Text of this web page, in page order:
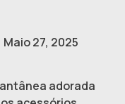
Maio 27, 2025
adorada